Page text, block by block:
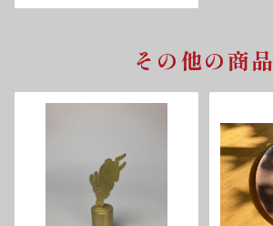
その他の商品